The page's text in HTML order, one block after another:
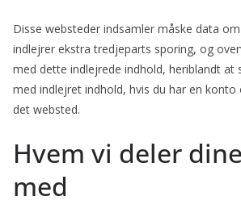
Disse websteder indsamler måske data
indlejrer ekstra tredjeparts sporing, og
med dette indlejrede indhold, heriblandt at
med indlejret indhold, hvis du har en konto
det websted.
Hvem vi deler
med